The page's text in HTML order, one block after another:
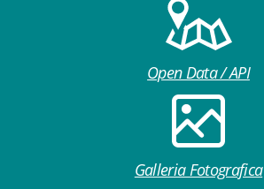
Open Data / API
Galleria Fotografica